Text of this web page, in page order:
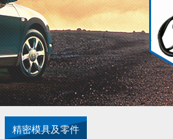
精密模具及零件